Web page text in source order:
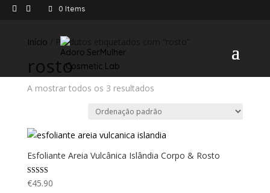
0 Items
Início / Produtos etiquetados com “rosto”
rosto
A mostrar todos os 3 resultados
Esfoliante Areia Vulcânica Islândia Corpo & Rosto
Avaliação
5.00
€45.90